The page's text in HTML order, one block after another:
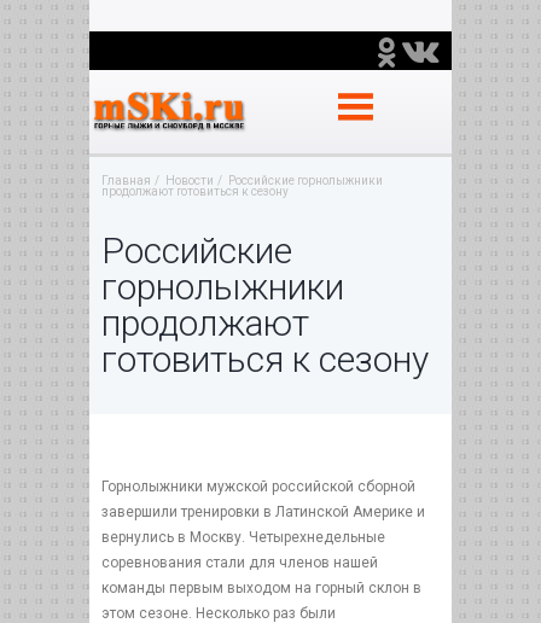
Главная Новости
Российские горнолыжники
продолжают готовиться к сезону
Российские
горнолыжники
продолжают
готовиться к сезону
Горнолыжники мужской российской сборной
завершили тренировки в Латинской Америке и
вернулись в Москву. Четырехнедельные
соревнования стали для членов нашей
команды первым выходом на горный склон в
этом сезоне. Несколько раз были